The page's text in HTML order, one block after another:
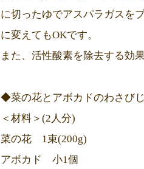
に切ったゆでアスパラガスを
に変えてもOKです。
また、活性酸素を除去する効
◆菜の花とアボカドのわさび
＜材料＞(2人分)
菜の花 1束(200g)
アボカド 小1個